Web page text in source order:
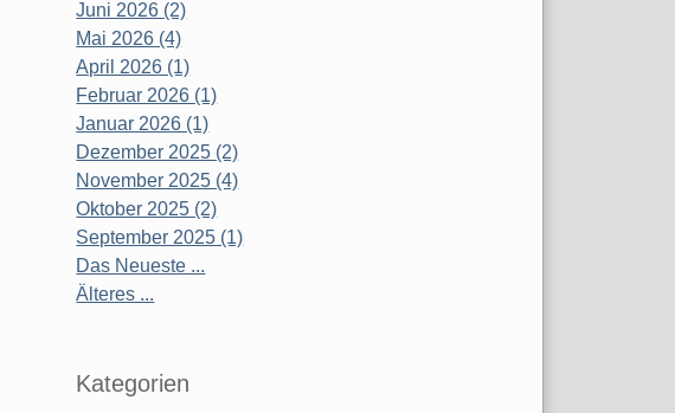
Juni 2026 (2)
Mai 2026 (4)
April 2026 (1)
Februar 2026 (1)
Januar 2026 (1)
Dezember 2025 (2)
November 2025 (4)
Oktober 2025 (2)
September 2025 (1)
Das Neueste ...
Älteres ...
Kategorien